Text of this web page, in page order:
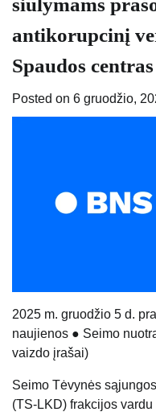
antikorupcinį
Spaudos centras
Posted on 6 gruodžio,
2025 m. gruodžio 5 d.
naujienos ● Seimo
vaizdo įrašai)
Seimo Tėvynės
(TS-LKD) frakcijos